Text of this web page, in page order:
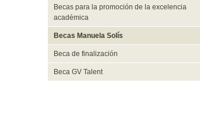
Becas para la promoción de la excelencia
académica
Becas Manuela Solís
Beca de finalización
Beca GV Talent